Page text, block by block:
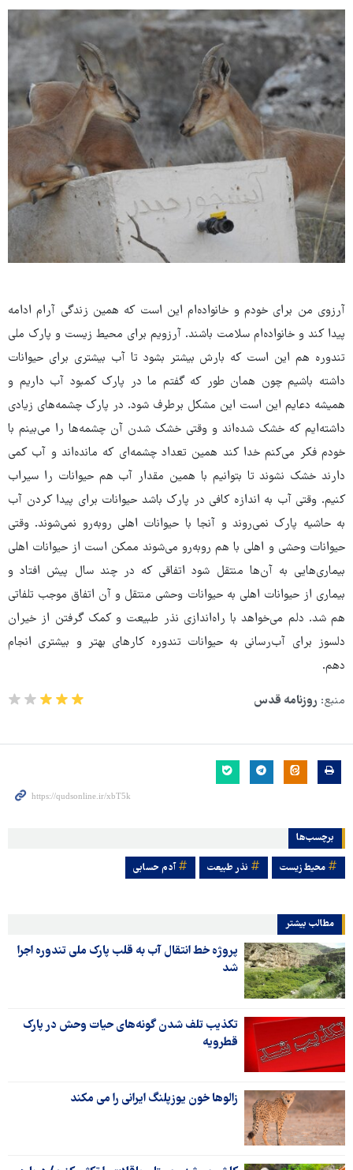
آرزوی من برای خودم و خانواده‌ام این است که همین زندگی آرام ادامه
پیدا کند و خانواده‌ام سلامت باشند. آرزویم برای محیط زیست و پارک ملی
تندوره هم این است که بارش بیشتر بشود تا آب بیشتری برای حیوانات
داشته باشیم چون همان طور که گفتم ما در پارک کمبود آب داریم و
همیشه دعایم این است این مشکل برطرف شود. در پارک چشمه‌های زیادی
داشته‌ایم که خشک شده‌اند و وقتی خشک شدن آن چشمه‌ها را می‌بینم با
خودم فکر می‌کنم خدا کند همین تعداد چشمه‌ای که مانده‌اند و آب کمی
دارند خشک نشوند تا بتوانیم با همین مقدار آب هم حیوانات را سیراب
کنیم. وقتی آب به اندازه کافی در پارک باشد حیوانات برای پیدا کردن آب
به حاشیه پارک نمی‌روند و آنجا با حیوانات اهلی روبه‌رو نمی‌شوند. وقتی
حیوانات وحشی و اهلی با هم روبه‌رو می‌شوند ممکن است از حیوانات اهلی
بیماری‌هایی به آن‌ها منتقل شود اتفاقی که در چند سال پیش افتاد و
بیماری از حیوانات اهلی به حیوانات وحشی منتقل و آن اتفاق موجب تلفاتی
هم شد. دلم می‌خواهد با راه‌اندازی نذر طبیعت و کمک گرفتن از خیران
دلسوز برای آب‌رسانی به حیوانات تندوره کارهای بهتر و بیشتری انجام
دهم.
منبع: روزنامه قدس
برچسب‌ها
محیط زیست نذر طبیعت آدم حسابی
مطالب بیشتر
پروژه خط انتقال آب به قلب پارک ملی تندوره اجرا
شد
تکذیب تلف شدن گونه‌های حیات وحش در پارک
قطرویه
زالوها خون یوزپلنگ ایرانی را می مکند